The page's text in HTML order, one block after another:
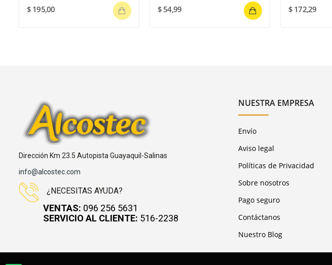
$ 195,00 $ 54,99 $ 172,29
Dirección Km 23.5 Autopista Guayaquil-Salinas
info@alcostec.com
¿NECESITAS AYUDA?
VENTAS: 096 256 5631
SERVICIO AL CLIENTE: 516-2238
NUESTRA EMPRESA
Envío
Aviso legal
Políticas de Privacidad
Sobre nosotros
Pago seguro
Contáctanos
Nuestro Blog